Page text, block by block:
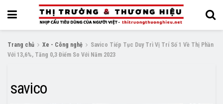
Trang chủ Xe - Công nghệ
Savico Tiếp Tục Duy Trì Vị Trí Số 1 Về Thị Phần
Với 13,6%, Tăng 0,3 Điểm So Với Năm 2023
savico